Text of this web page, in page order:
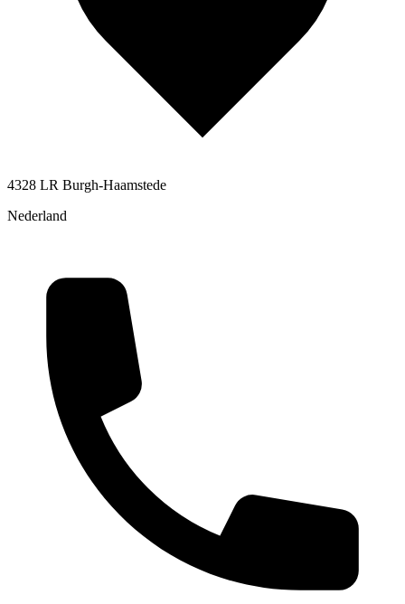
4328 LR Burgh-Haamstede
Nederland